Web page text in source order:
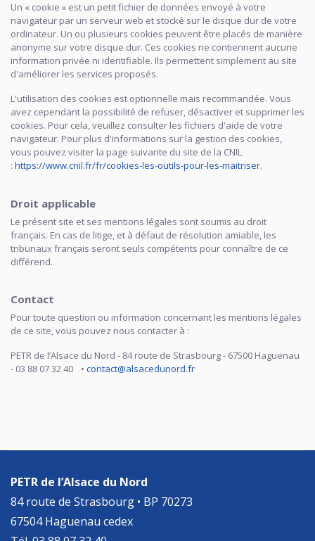
Un « cookie » est un petit fichier de données envoyé à votre
navigateur par un serveur web et stocké sur le disque dur de votre
ordinateur. Un ou plusieurs cookies peuvent être placés de manière
anonyme sur votre disque dur. Ces cookies ne contiennent aucune
information privée ni identifiable. Ils permettent simplement au site
d'améliorer les services proposés.
L'utilisation des cookies est optionnelle mais recommandée. Vous
avez cependant la possibilité de refuser, désactiver et supprimer les
cookies. Pour cela, veuillez consulter les fichiers d'aide de votre
navigateur. Pour plus d'informations sur la gestion des cookies,
vous pouvez visiter la page suivante du site de la CNIL
: https://www.cnil.fr/fr/cookies-les-outils-pour-les-maitriser.
Droit applicable
Le présent site et ses mentions légales sont soumis au droit
français. En cas de litige, et à défaut de résolution amiable, les
tribunaux français seront seuls compétents pour connaître de ce
différend.
Contact
Pour toute question ou information concernant les mentions légales
de ce site, vous pouvez nous contacter à :
PETR de l’Alsace du Nord - 84 route de Strasbourg - 67500 Haguenau
- 03 88 07 32 40 • contact@alsacedunord.fr
PETR de l’Alsace du Nord
84 route de Strasbourg • BP 70273
67504 Haguenau cedex